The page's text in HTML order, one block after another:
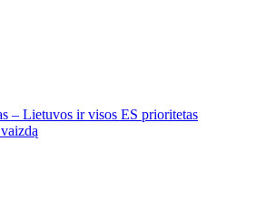
– Lietuvos ir visos ES prioritetas